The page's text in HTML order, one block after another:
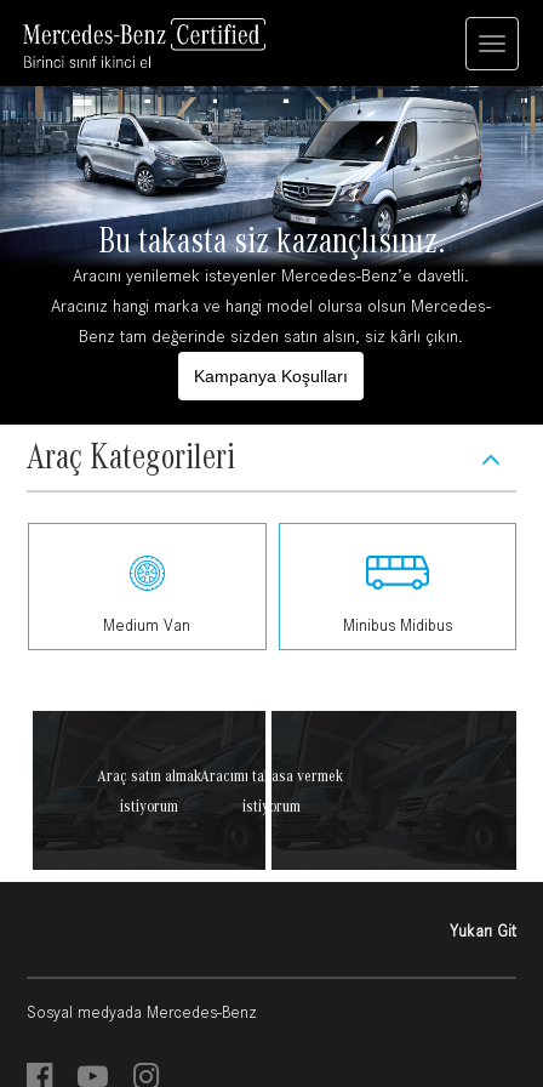
Bu takasta siz kazançlısınız.
Aracını yenilemek isteyenler Mercedes-Benz'e davetli.
Aracınız hangi marka ve hangi model olursa olsun Mercedes-
Benz tam değerinde sizden satın alsın, siz kârlı çıkın.
Kampanya Koşulları
Araç Kategorileri
Medium Van Minibus Midibus
Araç satın almak
istiyorum
Aracımı takasa vermek
istiyorum
Yukarı Git
Sosyal medyada Mercedes-Benz